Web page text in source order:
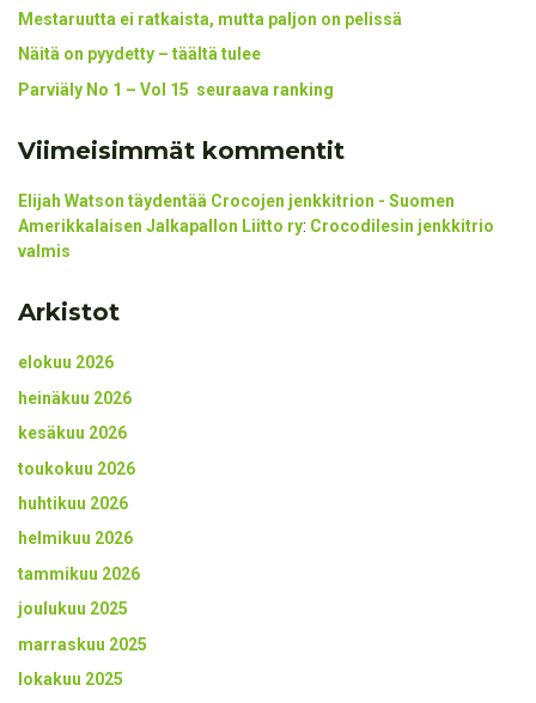
Mestaruutta ei ratkaista, mutta paljon on pelissä
Näitä on pyydetty – täältä tulee
Parviäly No 1 – Vol 15 seuraava ranking
Viimeisimmät kommentit
Elijah Watson täydentää Crocojen jenkkitrion - Suomen
Amerikkalaisen Jalkapallon Liitto ry: Crocodilesin jenkkitrio
valmis
Arkistot
elokuu 2026
heinäkuu 2026
kesäkuu 2026
toukokuu 2026
huhtikuu 2026
helmikuu 2026
tammikuu 2026
joulukuu 2025
marraskuu 2025
lokakuu 2025